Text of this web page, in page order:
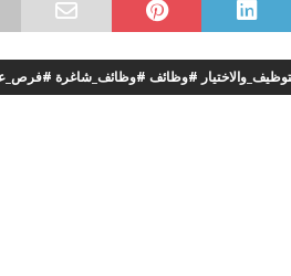
#وظائف #وظائف_شاغرة